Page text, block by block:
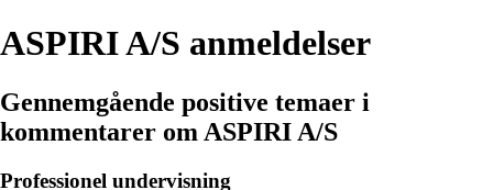
ASPIRI A/S anmeldelser
Gennemgående positive temaer i
kommentarer om ASPIRI A/S
Professionel undervisning